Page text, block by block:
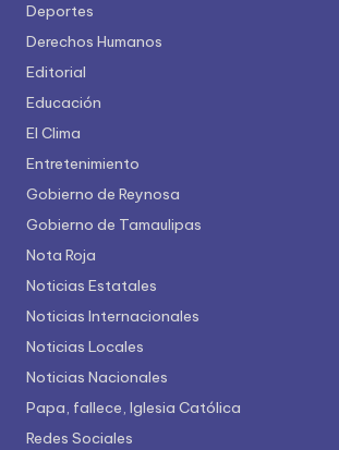
Deportes
Derechos Humanos
Editorial
Educación
El Clima
Entretenimiento
Gobierno de Reynosa
Gobierno de Tamaulipas
Nota Roja
Noticias Estatales
Noticias Internacionales
Noticias Locales
Noticias Nacionales
Papa, fallece, Iglesia Católica
Redes Sociales